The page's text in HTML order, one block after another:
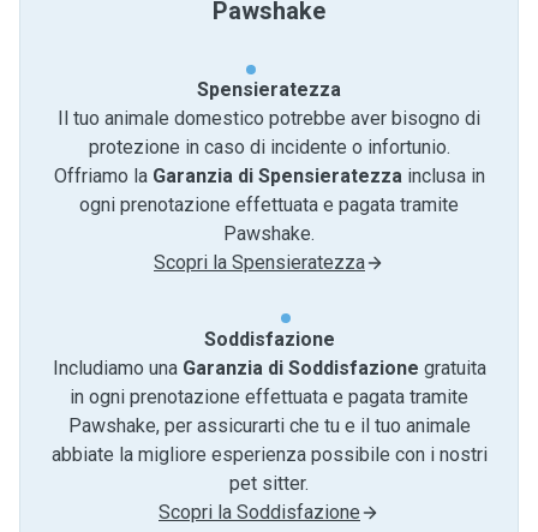
Pawshake
Spensieratezza
Il tuo animale domestico potrebbe aver bisogno di
protezione in caso di incidente o infortunio.
Offriamo la Garanzia di Spensieratezzainclusa in
ogni prenotazione effettuata e pagata tramite
Pawshake.
Scopri la Spensieratezza
Soddisfazione
Includiamo una Garanzia di Soddisfazione gratuita
in ogni prenotazione effettuata e pagata tramite
Pawshake, per assicurarti che tu e il tuo animale
abbiate la migliore esperienza possibile con i nostri
pet sitter.
Scopri la Soddisfazione